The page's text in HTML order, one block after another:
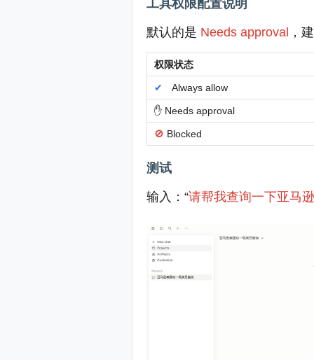
工具权限配置说明
默认的是 Needs approval ，
权限状态
✔ Always allow
✋ Needs approval
🚫 Blocked
测试
输入：“请帮我查询一下亚马